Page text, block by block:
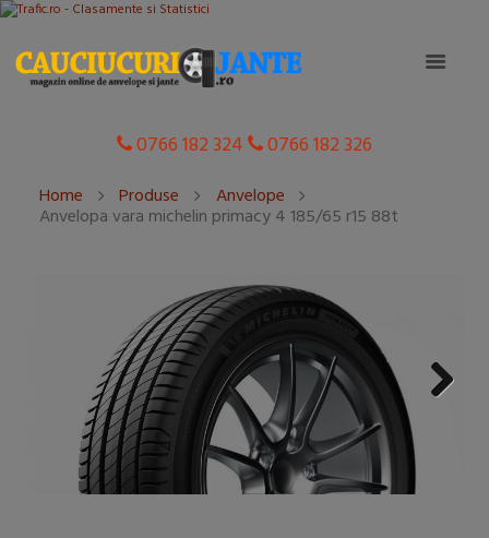
0766 182 324 0766 182 326
Home Produse Anvelope
Anvelopa vara michelin primacy 4 185/65 r15 88t